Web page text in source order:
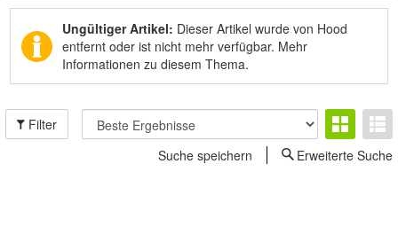
Ungültiger Artikel: Dieser Artikel wurde von Hood
entfernt oder ist nicht mehr verfügbar. Mehr
Informationen zu diesem Thema.
Filter
Suche speichern
Erweiterte Suche